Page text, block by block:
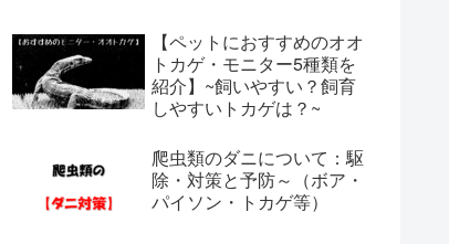
【ペットにおすすめのオオ
トカゲ・モニター5種類を
紹介】~飼いやすい？飼育
しやすいトカゲは？~
爬虫類のダニについて：駆
除・対策と予防～（ボア・
パイソン・トカゲ等）